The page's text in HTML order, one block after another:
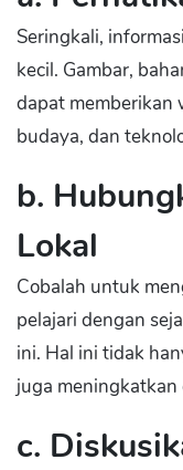
Seringkali,
kecil. Gambar,
dapat memberikan
budaya, dan
b.
Lokal
Cobalah untuk
pelajari dengan
ini. Hal ini tidak
juga
c.